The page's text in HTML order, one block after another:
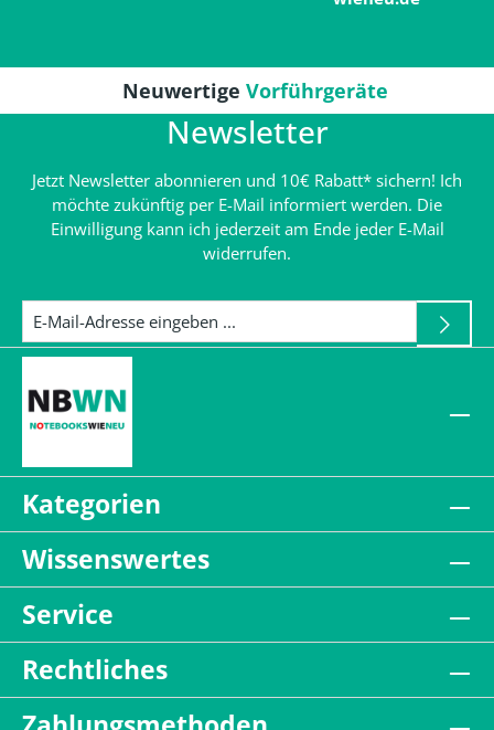
Neuwertige Vorführgeräte
Newsletter
Jetzt Newsletter abonnieren und 10€ Rabatt* sichern! Ich
möchte zukünftig per E-Mail informiert werden. Die
Einwilligung kann ich jederzeit am Ende jeder E-Mail
widerrufen.
Kategorien
Wissenswertes
Service
Rechtliches